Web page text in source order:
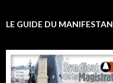
LE GUIDE DU